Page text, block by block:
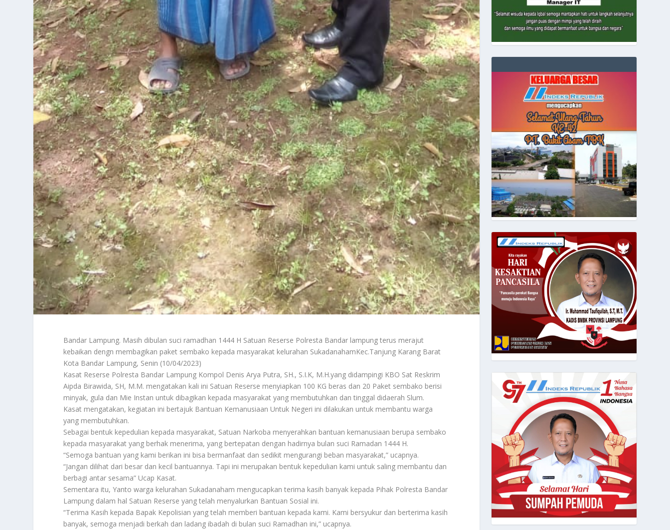
Bandar Lampung. Masih dibulan suci ramadhan 1444 H Satuan Reserse Polresta Bandar lampung terus merajut
kebaikan dengn membagikan paket sembako kepada masyarakat kelurahan SukadanahamKec.Tanjung Karang Barat
Kota Bandar Lampung, Senin (10/04/2023)
Kasat Reserse Polresta Bandar Lampung Kompol Denis Arya Putra, SH., S.I.K, M.H.yang didampingi KBO Sat Reskrim
Aipda Birawida, SH, M.M. mengatakan kali ini Satuan Reserse menyiapkan 100 KG beras dan 20 Paket sembako berisi
minyak, gula dan Mie Instan untuk dibagikan kepada masyarakat yang membutuhkan dan tinggal didaerah Slum.
Kasat mengatakan, kegiatan ini bertajuk Bantuan Kemanusiaan Untuk Negeri ini dilakukan untuk membantu warga
yang membutuhkan.
Sebagai bentuk kepedulian kepada masyarakat, Satuan Narkoba menyerahkan bantuan kemanusiaan berupa sembako
kepada masyarakat yang berhak menerima, yang bertepatan dengan hadirnya bulan suci Ramadan 1444 H.
“Semoga bantuan yang kami berikan ini bisa bermanfaat dan sedikit mengurangi beban masyarakat,” ucapnya.
“Jangan dilihat dari besar dan kecil bantuannya. Tapi ini merupakan bentuk kepedulian kami untuk saling membantu dan
berbagi antar sesama” Ucap Kasat.
Sementara itu, Yanto warga kelurahan Sukadanaham mengucapkan terima kasih banyak kepada Pihak Polresta Bandar
Lampung dalam hal Satuan Reserse yang telah menyalurkan Bantuan Sosial ini.
“Terima Kasih kepada Bapak Kepolisian yang telah memberi bantuan kepada kami. Kami bersyukur dan berterima kasih
banyak, semoga menjadi berkah dan ladang ibadah di bulan suci Ramadhan ini,” ucapnya.